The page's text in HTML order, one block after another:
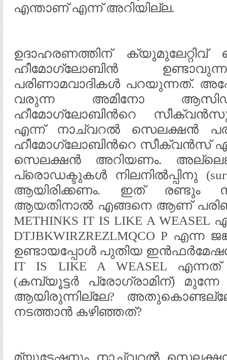
എന്താണ് എന്ന് അറിയില്ല.
ഉദാഹരണത്തിന്
ഹീമോഗ്ലോബിൻ
പരിണാമവാദികൾ പറയുന്നത്.
വരുന്ന അമിനോ
ഹീമോഗ്ലോബിന്‍റെ
എന്ന് നാച്വറൽ സെലക്ഷൻ
ഹീമോഗ്ലോബിന്‍റെ സീക്വൻസ്
സെലക്ഷൻ അറിയണം.
പ്രൊഡക്ടുകൾ നിലനിൽപ്പിനു
ആയിരിക്കണം. ഇത് രണ്ടും
ആയതിനാൽ എങ്ങനെ ആണ്
METHINKS IT IS LIKE A
DTJBKWIRZREZLMQCO P
ഉണ്ടായപ്പോൾ പുതിയ ഇൻഫർമേഷൻ
IT IS LIKE A WEASEL
(കമ്പ്യൂട്ടർ പ്രോഗ്രാമിന്)
ആയിരുന്നില്ലേ?
നടത്താൻ കഴിഞ്ഞത്?
മ്യൂട്ടേഷനും നാച്വറൽ